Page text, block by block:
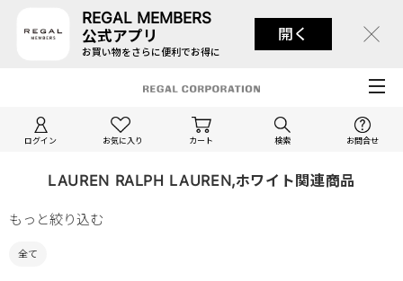
REGAL MEMBERS
公式アプリ
お買い物をさらに便利でお得に
開く
ログイン お気に入り カート 検索 お問合せ
LAUREN RALPH LAUREN,ホワイト関連商品
もっと絞り込む
全て